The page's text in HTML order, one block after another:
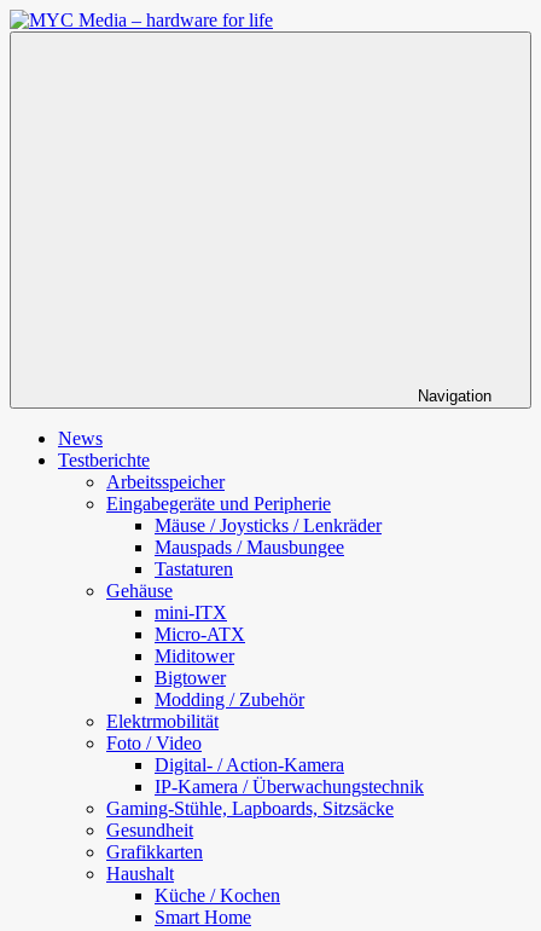
Zum
Inhalt
Navigation
News
Testberichte
Arbeitsspeicher
Eingabegeräte und Peripherie
Mäuse / Joysticks / Lenkräder
Mauspads / Mausbungee
Tastaturen
Gehäuse
mini-ITX
Micro-ATX
Miditower
Bigtower
Modding / Zubehör
Elektrmobilität
Foto / Video
Digital- / Action-Kamera
IP-Kamera / Überwachungstechnik
Gaming-Stühle, Lapboards, Sitzsäcke
Gesundheit
Grafikkarten
Haushalt
Küche / Kochen
Smart Home